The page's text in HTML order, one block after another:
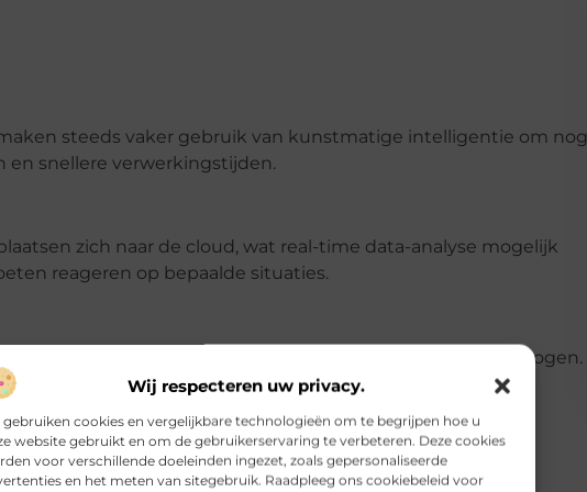
Wij respecteren uw privacy.
gebruiken cookies en vergelijkbare technologieën om te begrijpen hoe u
website gebruikt en om de gebruikerservaring te verbeteren. Deze cookies
voor verschillende doeleinden ingezet, zoals gepersonaliseerde
en het meten van sitegebruik. Raadpleeg ons cookiebeleid voor
steeds vaker gebruik van kunstmatige intelligentie om nog
snellere verwerkingstijden.
zich naar de cloud, wat real-time data-analyse mogelijk
reageren op bepaalde situaties.
gebruikt om verkeer beter te beheren en veiligheid te verhogen.
sturen bij verdachte voertuigen.
de verantwoordelijkheid om gegevens veilig te houden.